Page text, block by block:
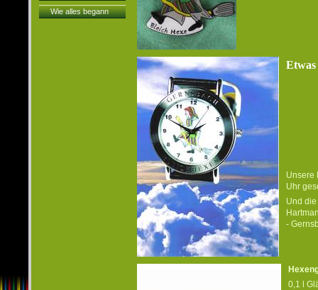
Wie alles begann
Etwas
Unsere
Uhr
Und
-
0,1 l